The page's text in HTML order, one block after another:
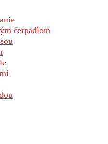
čerpadlom